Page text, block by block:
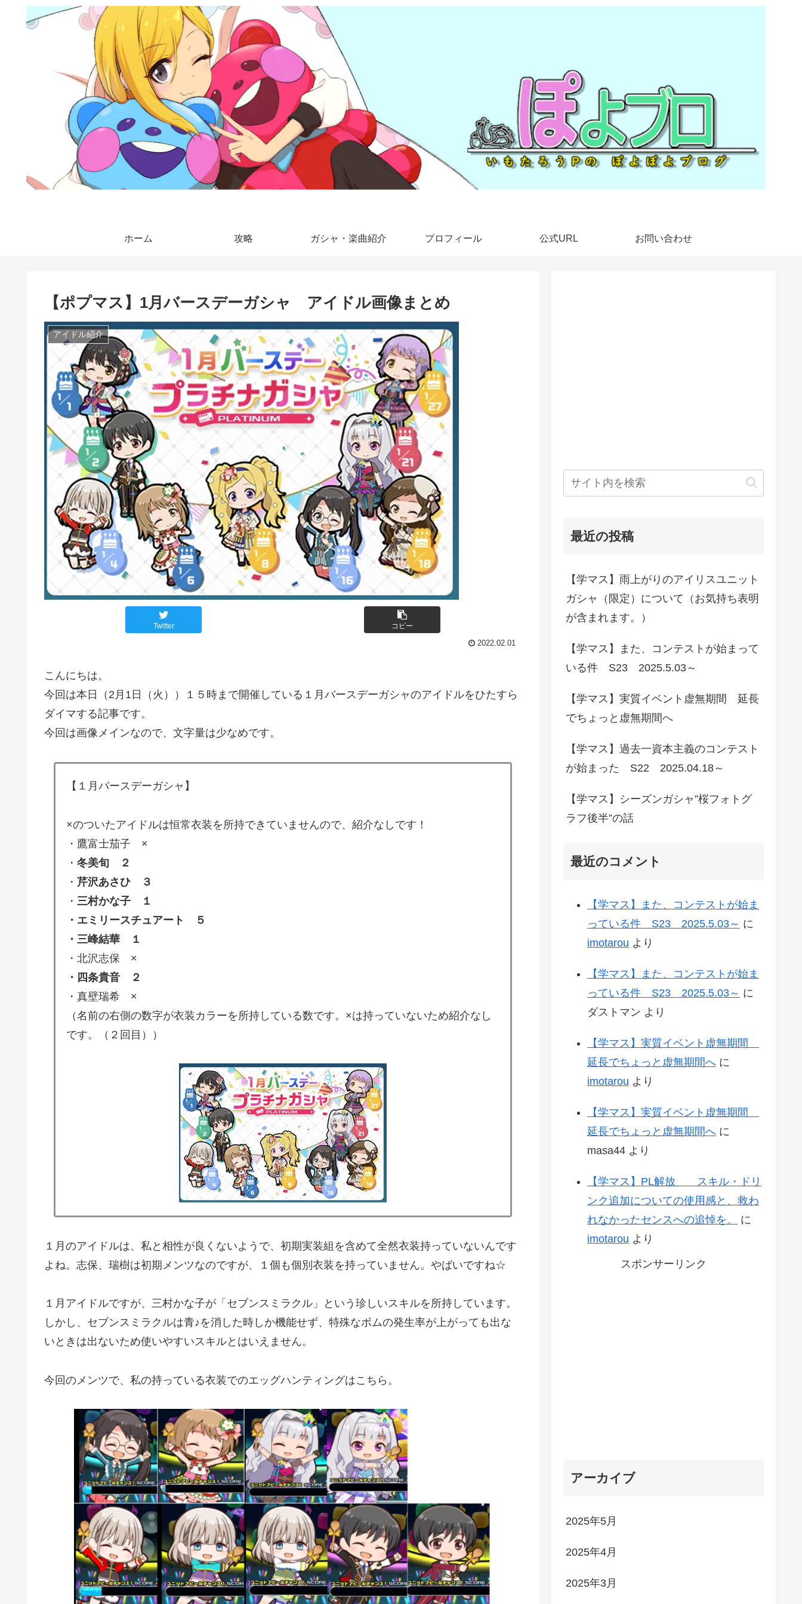
ホーム 攻略 ガシャ・楽曲紹介 プロフィール 公式URL お問い合わせ
【ポプマス】1月バースデーガシャ アイドル画像まとめ
アイドル紹介
Twitter コピー
2022.02.01
こんにちは。
今回は本日（2月1日（火））１５時まで開催している１月バースデーガシャのアイドルをひたすら
ダイマする記事です。
今回は画像メインなので、文字量は少なめです。
【１月バースデーガシャ】
×のついたアイドルは恒常衣装を所持できていませんので、紹介なしです！
・鷹富士茄子 ×
・ 冬美旬 ２
・ 芹沢あさひ ３
・ 三村かな子 １
・エミリースチュアート ５
・三峰結華 １
・北沢志保 ×
・四条貴音 ２
・真壁瑞希 ×
（名前の右側の数字が衣装カラーを所持している数です。×は持っていないため紹介なし
です。（２回目））
１月のアイドルは、私と相性が良くないようで、初期実装組を含めて全然衣装持っていないんです
よね。志保、瑞樹は初期メンツなのですが、１個も個別衣装を持っていません。やばいですね☆
１月アイドルですが、三村かな子が「セブンスミラクル」という珍しいスキルを所持しています。
しかし、セブンスミラクルは青♪を消した時しか機能せず、特殊なボムの発生率が上がっても出な
いときは出ないため使いやすいスキルとはいえません。
今回のメンツで、私の持っている衣装でのエッグハンティングはこちら。
最近の投稿
【学マス】雨上がりのアイリスユニット
ガシャ（限定）について（お気持ち表明
が含まれます。）
【学マス】また、コンテストが始まって
いる件 S23 2025.5.03～
【学マス】実質イベント虚無期間 延長
でちょっと虚無期間へ
【学マス】過去一資本主義のコンテスト
が始まった S22 2025.04.18～
【学マス】シーズンガシャ”桜フォトグ
ラフ後半”の話
最近のコメント
【学マス】また、コンテストが始ま
っている件 S23 2025.5.03～ に
imotarou より
【学マス】また、コンテストが始ま
っている件 S23 2025.5.03～ に
ダストマン より
【学マス】実質イベント虚無期間
延長でちょっと虚無期間へ に
imotarou より
【学マス】実質イベント虚無期間
延長でちょっと虚無期間へ に
masa44 より
【学マス】PL解放 スキル・ドリ
ンク追加についての使用感と、救わ
れなかったセンスへの追悼を。
に
imotarou より
スポンサーリンク
アーカイブ
2025年5月
2025年4月
2025年3月